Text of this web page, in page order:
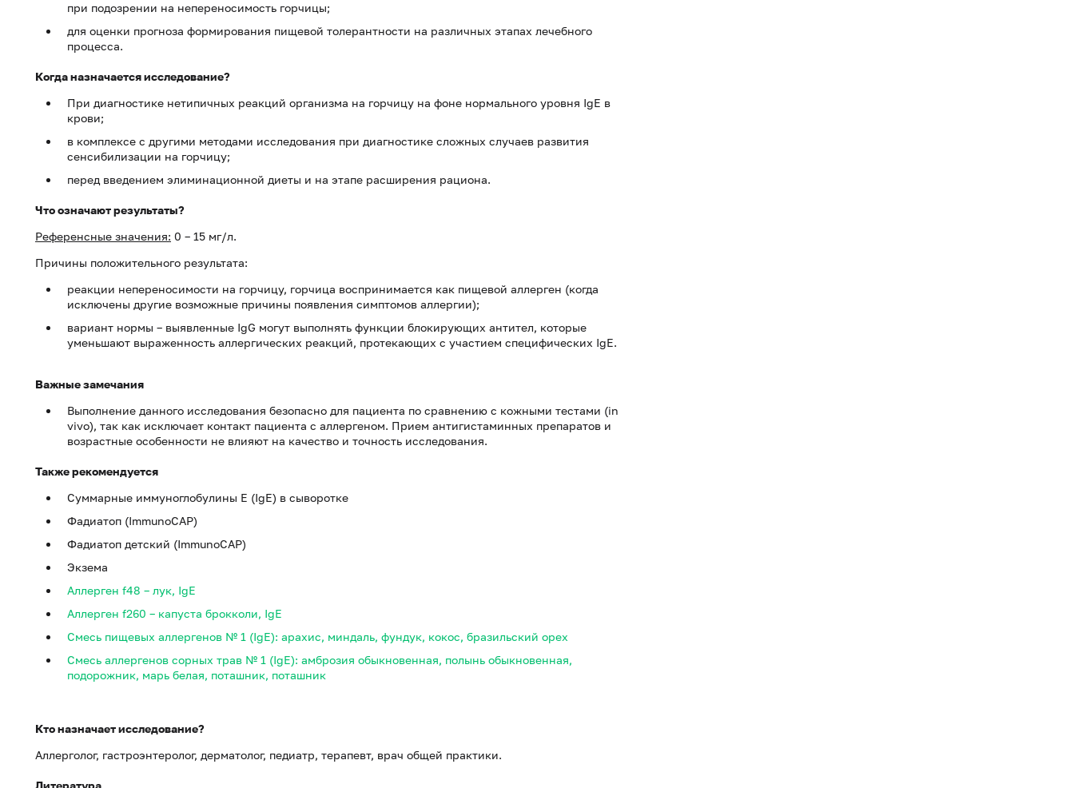
при подозрении на непереносимость горчицы;
для оценки прогноза формирования пищевой толерантности на различных этапах лечебного
процесса.
Когда назначается исследование?
При диагностике нетипичных реакций организма на горчицу на фоне нормального уровня IgE в
крови;
в комплексе с другими методами исследования при диагностике сложных случаев развития
сенсибилизации на горчицу;
перед введением элиминационной диеты и на этапе расширения рациона.
Что означают результаты?
Референсные значения: 0 – 15 мг/л.
Причины положительного результата:
реакции непереносимости на горчицу, горчица воспринимается как пищевой аллерген (когда
исключены другие возможные причины появления симптомов аллергии);
вариант нормы – выявленные IgG могут выполнять функции блокирующих антител, которые
уменьшают выраженность аллергических реакций, протекающих с участием специфических IgE.
Важные замечания
Выполнение данного исследования безопасно для пациента по сравнению с кожными тестами (in
vivo), так как исключает контакт пациента с аллергеном. Прием антигистаминных препаратов и
возрастные особенности не влияют на качество и точность исследования.
Также рекомендуется
Суммарные иммуноглобулины E (IgE) в сыворотке
Фадиатоп (ImmunoCAP)
Фадиатоп детский (ImmunoCAP)
Экзема
Аллерген f48 – лук, IgE
Аллерген f260 – капуста брокколи, IgE
Смесь пищевых аллергенов № 1 (IgE): арахис, миндаль, фундук, кокос, бразильский орех
Смесь аллергенов сорных трав № 1 (IgE): амброзия обыкновенная, полынь обыкновенная,
подорожник, марь белая, поташник, поташник
Кто назначает исследование?
Аллерголог, гастроэнтеролог, дерматолог, педиатр, терапевт, врач общей практики.
Литература